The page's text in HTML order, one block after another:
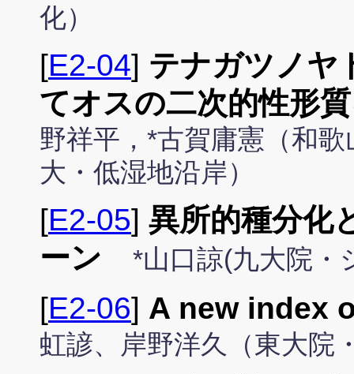
化）
[E2-04] テナガツノヤ
てオスの二次的性形
野祥平，*古賀庸憲（和
大・低湿地沿岸）
[E2-05] 異所的種分化
ーン
*山口諒(九大院・
[E2-06] A new index
虹諺、岸野洋久（東大院